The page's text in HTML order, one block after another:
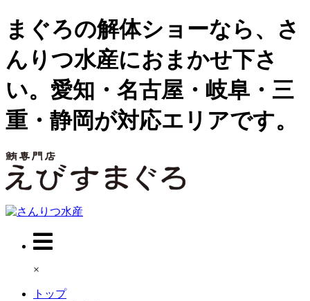
まぐろの解体ショーなら、さ
んりつ水産におまかせ下さ
い。愛知・名古屋・岐阜・三
重・静岡が対応エリアです。
×
トップ